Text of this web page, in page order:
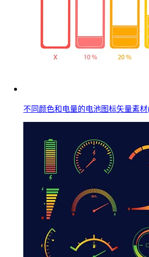
不同颜色和电量的电池图标矢量素